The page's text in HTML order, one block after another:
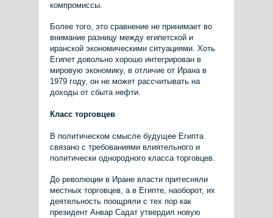
компромиссы.
Более того, это сравнение не принимает во
внимание разницу между египетской и
иранской экономическими ситуациями. Хоть
Египет довольно хорошо интегрирован в
мировую экономику, в отличие от Ирана в
1979 году, он не может рассчитывать на
доходы от сбыта нефти.
Класс торговцев
В политическом смысле будущее Египта
связано с требованиями влиятельного и
политически однородного класса торговцев.
До революции в Иране власти притесняли
местных торговцев, а в Египте, наоборот, их
деятельность поощряли с тех пор как
президент Анвар Садат утвердил новую